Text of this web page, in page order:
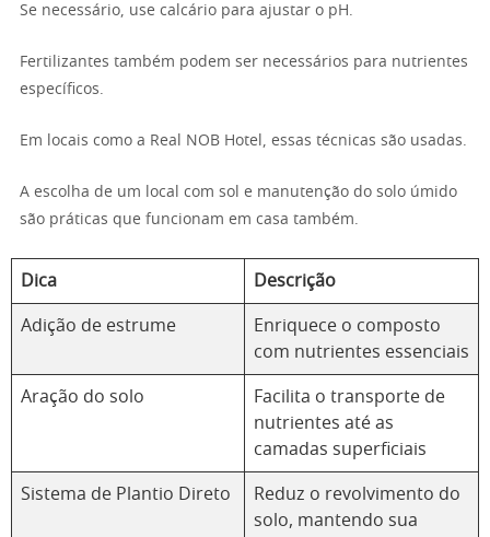
Se necessário, use calcário para ajustar o pH.
Fertilizantes também podem ser necessários para nutrientes
específicos.
Em locais como a Real NOB Hotel, essas técnicas são usadas.
A escolha de um local com sol e manutenção do solo úmido
são práticas que funcionam em casa também.
Dica Descrição
Adição de estrume
Enriquece o composto
com nutrientes essenciais
Aração do solo
Facilita o transporte de
nutrientes até as
camadas superficiais
Sistema de Plantio Direto
Reduz o revolvimento do
solo, mantendo sua